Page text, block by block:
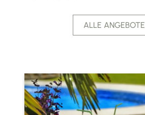
ALLE ANGEBOTE